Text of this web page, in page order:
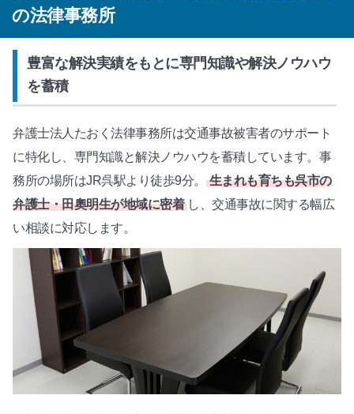
の法律事務所
豊富な解決実績をもとに専門知識や解決ノウハウ
を蓄積
弁護士法人たおく法律事務所は交通事故被害者のサポート
に特化し、専門知識と解決ノウハウを蓄積しています。事
務所の場所はJR呉駅より徒歩9分。
生まれも育ちも呉市の
弁護士・田奧明生が地域に密着 し、交通事故に関する幅広
い相談に対応します。